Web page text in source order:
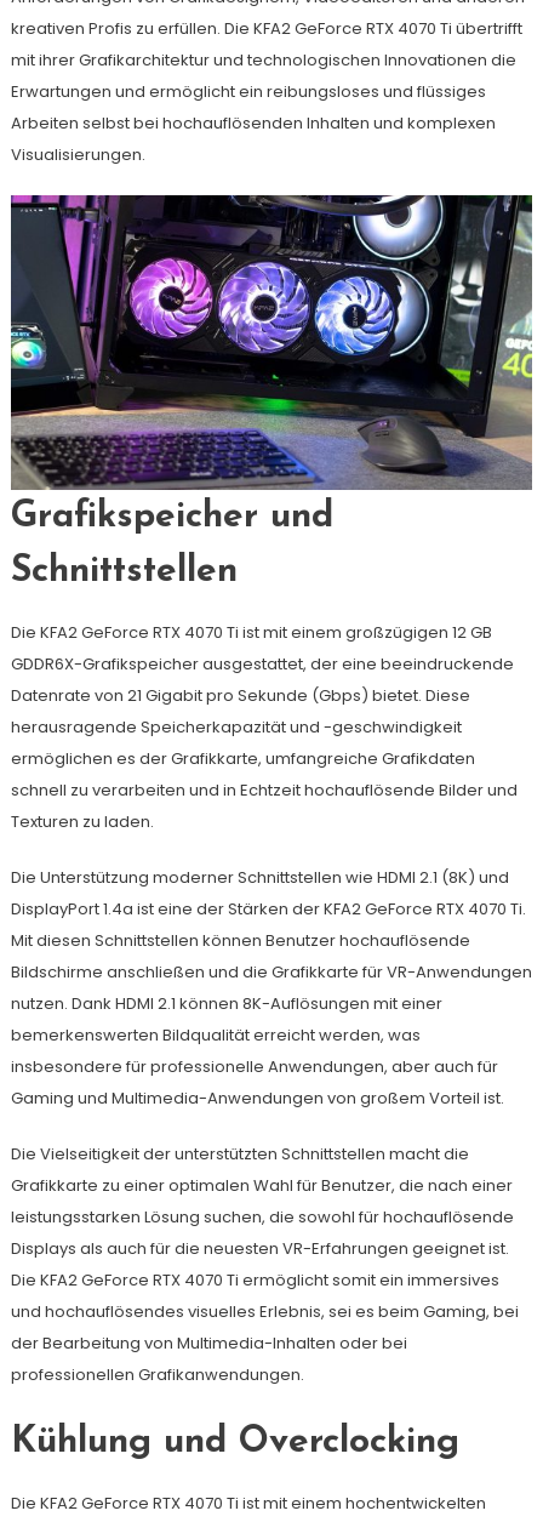
kreativen Profis zu erfüllen. Die KFA2 GeForce RTX 4070 Ti übertrifft
mit ihrer Grafikarchitektur und technologischen Innovationen die
Erwartungen und ermöglicht ein reibungsloses und flüssiges
Arbeiten selbst bei hochauflösenden Inhalten und komplexen
Visualisierungen.
Grafikspeicher und
Schnittstellen
Die KFA2 GeForce RTX 4070 Ti ist mit einem großzügigen 12 GB
GDDR6X-Grafikspeicher ausgestattet, der eine beeindruckende
Datenrate von 21 Gigabit pro Sekunde (Gbps) bietet. Diese
herausragende Speicherkapazität und -geschwindigkeit
ermöglichen es der Grafikkarte, umfangreiche Grafikdaten
schnell zu verarbeiten und in Echtzeit hochauflösende Bilder und
Texturen zu laden.
Die Unterstützung moderner Schnittstellen wie HDMI 2.1 (8K) und
DisplayPort 1.4a ist eine der Stärken der KFA2 GeForce RTX 4070 Ti.
Mit diesen Schnittstellen können Benutzer hochauflösende
Bildschirme anschließen und die Grafikkarte für VR-Anwendungen
nutzen. Dank HDMI 2.1 können 8K-Auflösungen mit einer
bemerkenswerten Bildqualität erreicht werden, was
insbesondere für professionelle Anwendungen, aber auch für
Gaming und Multimedia-Anwendungen von großem Vorteil ist.
Die Vielseitigkeit der unterstützten Schnittstellen macht die
Grafikkarte zu einer optimalen Wahl für Benutzer, die nach einer
leistungsstarken Lösung suchen, die sowohl für hochauflösende
Displays als auch für die neuesten VR-Erfahrungen geeignet ist.
Die KFA2 GeForce RTX 4070 Ti ermöglicht somit ein immersives
und hochauflösendes visuelles Erlebnis, sei es beim Gaming, bei
der Bearbeitung von Multimedia-Inhalten oder bei
professionellen Grafikanwendungen.
Kühlung und Overclocking
Die KFA2 GeForce RTX 4070 Ti ist mit einem hochentwickelten